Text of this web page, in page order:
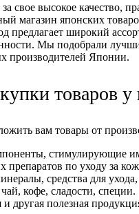
свое высокое качество,
магазин японских
предлагает широкий
Мы подобрали
производителей Японии.
товаров у
вам товары от
стимулирующие
препаратов по уходу за
средства для
кофе, сладости, специи.
другая полезная